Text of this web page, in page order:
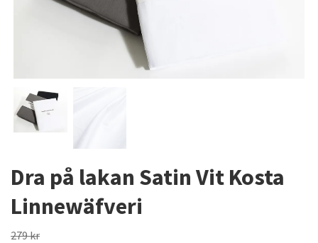
Dra på lakan Satin Vit Kosta
Linnewäfveri
279 kr